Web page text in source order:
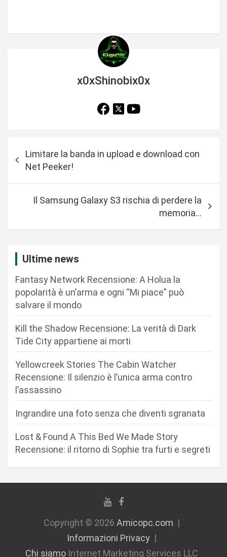
x0xShinobix0x
a
Limitare la banda in upload e download con
Net Peeker!
Il Samsung Galaxy S3 rischia di perdere la
memoria…
Ultime news
Fantasy Network Recensione: A Holua la
popolarità è un’arma e ogni “Mi piace” può
salvare il mondo
Kill the Shadow Recensione: La verità di Dark
Tide City appartiene ai morti
Yellowcreek Stories The Cabin Watcher
Recensione: Il silenzio è l’unica arma contro
l’assassino
Ingrandire una foto senza che diventi sgranata
Lost & Found A This Bed We Made Story
Recensione: il ritorno di Sophie tra furti e segreti
Copyright © 2026 Amicopc.com
Informazioni Privacy
Chi siamoInternet Marketing Services LLC